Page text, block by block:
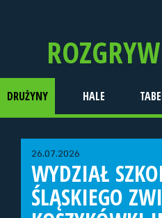
DRUŻYNY HALE
26.07.2026
WYDZIAŁ
ŚLĄSKIEGO